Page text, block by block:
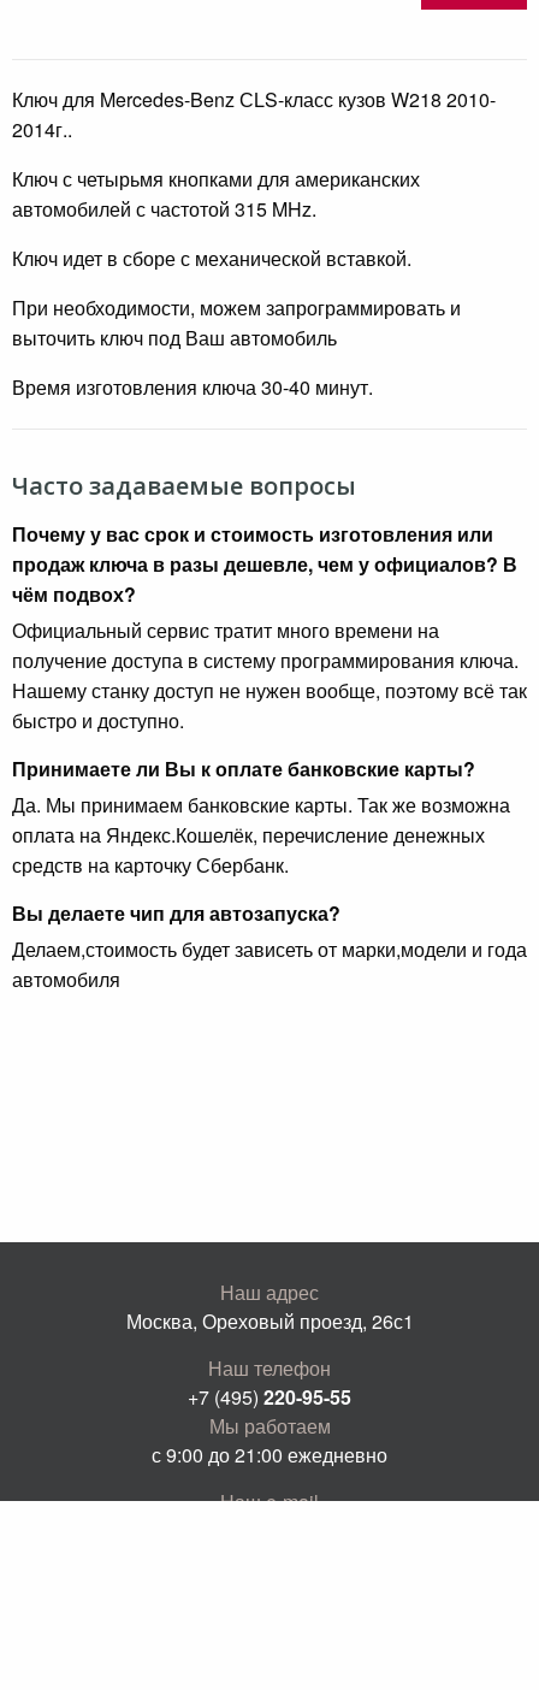
Ключ для Mercedes-Benz СLS-класс кузов W218 2010-
2014г..
Ключ с четырьмя кнопками для американских
автомобилей с частотой 315 MHz.
Ключ идет в сборе с механической вставкой.
При необходимости, можем запрограммировать и
выточить ключ под Ваш автомобиль
Время изготовления ключа 30-40 минут.
Часто задаваемые вопросы
Почему у вас срок и стоимость изготовления или
продаж ключа в разы дешевле, чем у официалов? В
чём подвох?
Официальный сервис тратит много времени на
получение доступа в систему программирования ключа.
Нашему станку доступ не нужен вообще, поэтому всё так
быстро и доступно.
Принимаете ли Вы к оплате банковские карты?
Да. Мы принимаем банковские карты. Так же возможна
оплата на Яндекс.Кошелёк, перечисление денежных
средств на карточку Сбербанк.
Вы делаете чип для автозапуска?
Делаем,стоимость будет зависеть от марки,модели и года
автомобиля
Наш адрес
Москва, Ореховый проезд, 26с1
Наш телефон
+7 (495) 220-95-55
Мы работаем
с 9:00 до 21:00 ежедневно
Наш e-mail